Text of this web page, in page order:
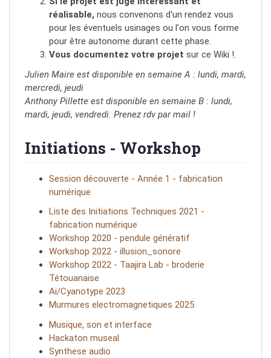
réalisable, nous convenons d'un rendez vous
pour les éventuels usinages ou l'on vous forme
pour être autonome durant cette phase.
Vous documentez votre projet sur ce Wiki !.
Julien Maire est disponible en semaine A : lundi, mardi,
mercredi, jeudi
Anthony Pillette est disponible en semaine B : lundi,
mardi, jeudi, vendredi. Prenez rdv par mail !
Initiations - Workshop
Session découverte - Année 1 - fabrication
numérique
Liste des Initiations Techniques 2021 -
fabrication numérique
Workshop 2020 - pendule génératif
Workshop 2022 - illusion_sonore
Workshop 2022 - Taajira Lab - broderie
Tétouanaise
Ai/Cyanotype 2023
Murmures electromagnetiques 2025
Musique, son et interface
Hackaton museal
Synthese audio